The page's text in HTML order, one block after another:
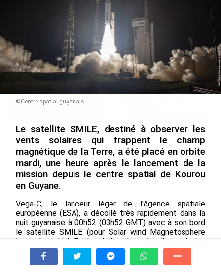
Grandes figures des Outre-mer : Jane et
Paulette Nardal, les sœurs martiniquaises au
cœur du mouvement de la négritude
le 09/08/2026
SÉRIE. Histoire des chefs-
lieux d’Outre-mer : Nouméa,
une capitale construite par
le bagne, le nickel et le
Pacifique
le 08/08/2026
Rapport 2025 de l’Ifremer :
un engagement décisif dans
les Outre-mer
le 07/08/2026
De Messi à Trump : l’expérience
internationale du Martiniquais Benoît
Etinof au ...
le 07/08/2026
À la une Tv Radio A Propos
©Centre spatial guyanais
Le satellite SMILE, destiné à observer les
vents solaires qui frappent le champ
magnétique de la Terre, a été placé en orbite
mardi, une heure après le lancement de la
mission depuis le centre spatial de Kourou
en Guyane.
Vega-C, le lanceur léger de l'Agence spatiale
européenne (ESA), a décollé très rapidement dans la
nuit guyanaise à 00h52 (03h52 GMT) avec à son bord
le satellite SMILE (pour Solar wind Magnetosphere
Ionosphere Link Explorer) dans le cadre d'une mission
élaborée et réalisée en collaboration entre l'ESA et
l'Académie chinoise des sciences (ACS).